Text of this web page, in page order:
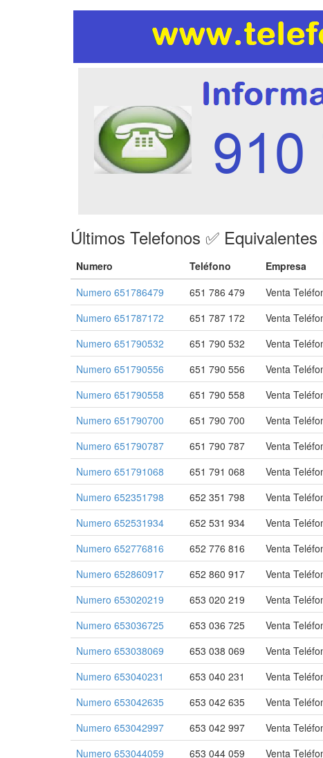
Últimos Telefonos ✅
Numero Teléfono
Empresa
Numero 651786479
651 786 479
Venta
Numero 651787172
651 787 172
Venta
Numero 651790532
651 790 532
Venta
Numero 651790556
651 790 556
Venta
Numero 651790558
651 790 558
Venta
Numero 651790700
651 790 700
Venta
Numero 651790787
651 790 787
Venta
Numero 651791068
651 791 068
Venta
Numero 652351798
652 351 798
Venta
Numero 652531934
652 531 934
Venta
Numero 652776816
652 776 816
Venta
Numero 652860917
652 860 917
Venta
Numero 653020219
653 020 219
Venta
Numero 653036725
653 036 725
Venta
Numero 653038069
653 038 069
Venta
Numero 653040231
653 040 231
Venta
Numero 653042635
653 042 635
Venta
Numero 653042997
653 042 997
Venta
Numero 653044059
653 044 059 Venta